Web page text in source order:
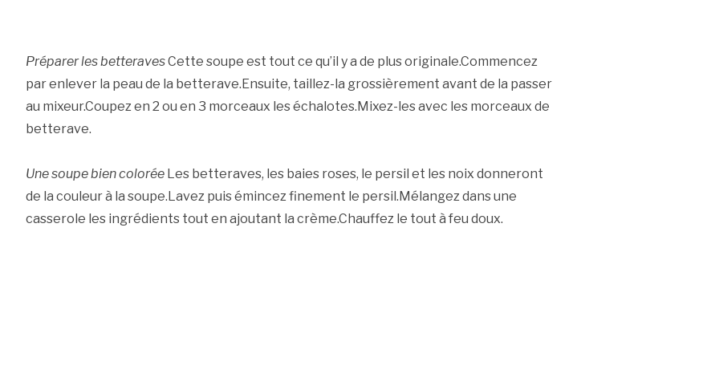
Préparer les betteravesCette soupe est tout ce qu’il y a de plus originale.Commencez
par enlever la peau de la betterave.Ensuite, taillez-la grossièrement avant de la passer
au mixeur.Coupez en 2 ou en 3 morceaux les échalotes.Mixez-les avec les morceaux de
betterave.
Une soupe bien coloréeLes betteraves, les baies roses, le persil et les noix donneront
de la couleur à la soupe.Lavez puis émincez finement le persil.Mélangez dans une
casserole les ingrédients tout en ajoutant la crème.Chauffez le tout à feu doux.